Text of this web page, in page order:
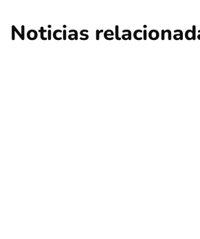
Noticias